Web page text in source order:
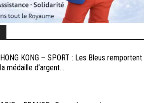
HONG KONG – SPORT : Les Bleus remportent
la médaille d’argent...